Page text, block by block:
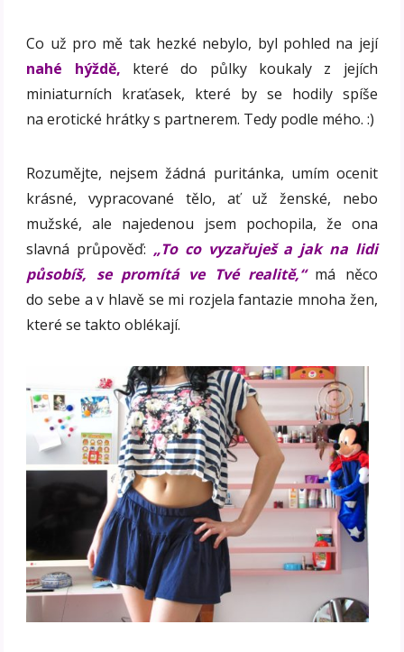
Co už pro mě tak hezké nebylo, byl pohled na její
nahé hýždě, které do půlky koukaly z jejích
miniaturních kraťasek, které by se hodily spíše
na erotické hrátky s partnerem. Tedy podle mého. :)
Rozumějte, nejsem žádná puritánka, umím ocenit
krásné, vypracované tělo, ať už ženské, nebo
mužské, ale najedenou jsem pochopila, že ona
slavná průpověď: „To co vyzařuješ a jak na lidi
působíš, se promítá ve Tvé realitě,“ má něco
do sebe a v hlavě se mi rozjela fantazie mnoha žen,
které se takto oblékají.